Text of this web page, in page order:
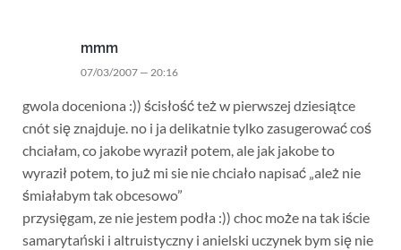
mmm
07/03/2007 — 20:16
gwola doceniona :)) ścisłość też w pierwszej dziesiątce
cnót się znajduje. no i ja delikatnie tylko zasugerować coś
chciałam, co jakobe wyraził potem, ale jak jakobe to
wyraził potem, to już mi sie nie chciało napisać „ależ nie
śmiałabym tak obcesowo”
przysięgam, ze nie jestem podła :)) choc może na tak iście
samarytański i altruistyczny i anielski uczynek bym się nie